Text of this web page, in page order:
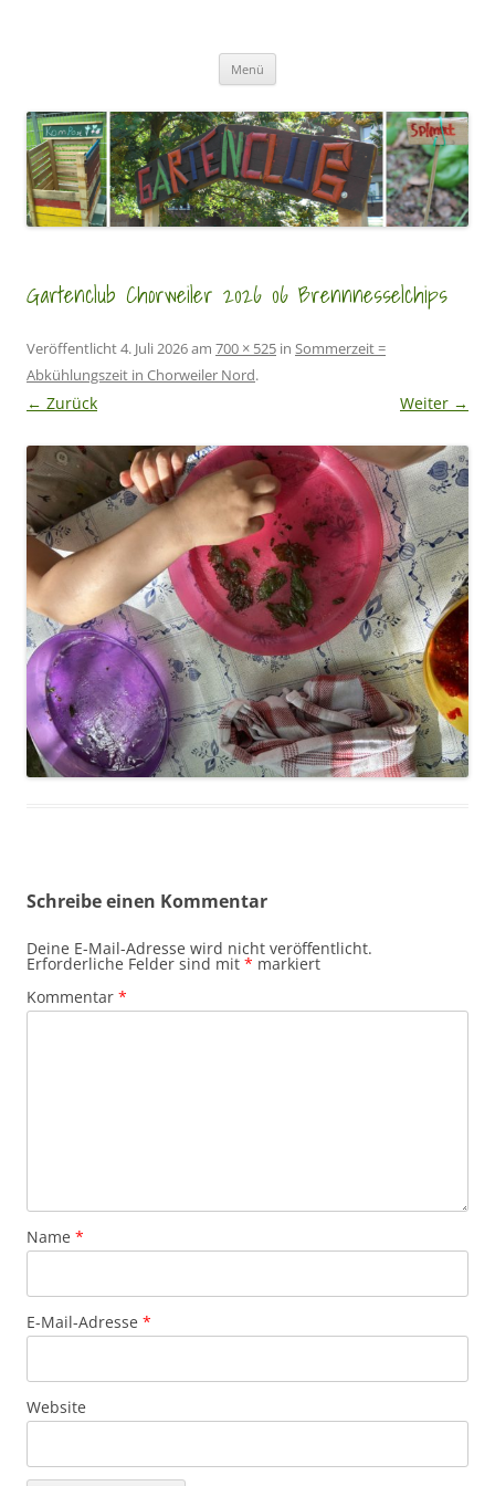
Menü
Gartenclub Chorweiler 2026 06 Brennnesselchips
Veröffentlicht4. Juli 2026am 700 × 525 in Sommerzeit =
Abkühlungszeit in Chorweiler Nord.
← Zurück Weiter →
Schreibe einen Kommentar
Deine E-Mail-Adresse wird nicht veröffentlicht.
Erforderliche Felder sind mit * markiert
Kommentar *
Name *
E-Mail-Adresse *
Website